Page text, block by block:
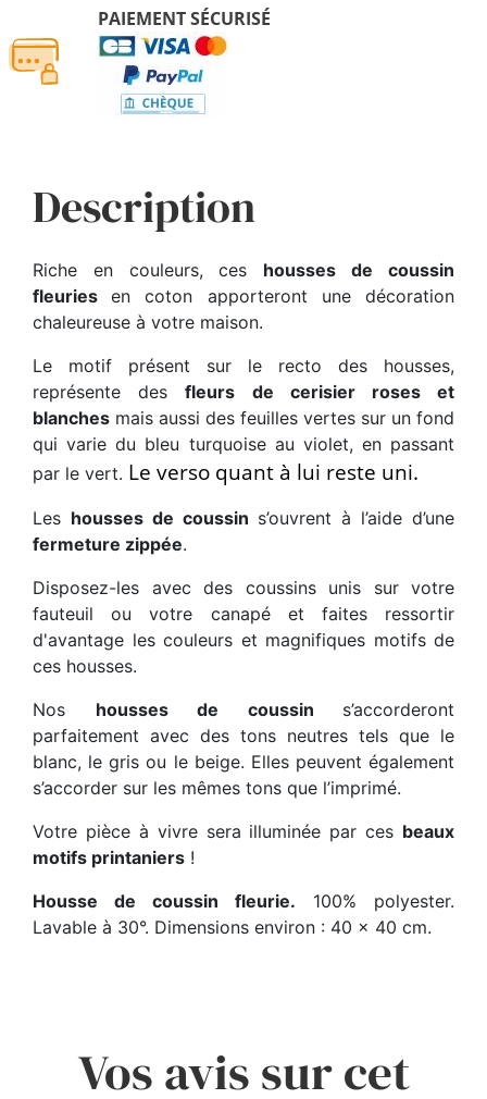
PAIEMENT SÉCURISÉ
Description
Riche en couleurs, ces housses de coussin
fleuriesen coton apporteront une décoration
chaleureuse à votre maison.
Le motif présent sur le recto des housses,
représente desfleurs de cerisier roses et
blanches mais aussi des feuilles vertes sur un fond
qui varie du bleu turquoise au violet, en passant
par le vert. Le verso quant à lui reste uni.
Les housses de coussin s’ouvrent à l’aide d’une
fermeture zippée.
Disposez-les avec des coussins unis sur votre
fauteuil ou votre canapé et faites ressortir
d'avantage les couleurs et magnifiques motifs de
ces housses.
Nos housses de coussin s’accorderont
parfaitement avec des tons neutres tels que le
blanc, le gris ou le beige. Elles peuvent également
s’accorder sur les mêmes tons que l’imprimé.
Votre pièce à vivre sera illuminée par ces beaux
motifs printaniers !
Housse de coussin fleurie. 100% polyester.
Lavable à 30°. Dimensions environ : 40 x 40 cm.
Vos avis sur cet